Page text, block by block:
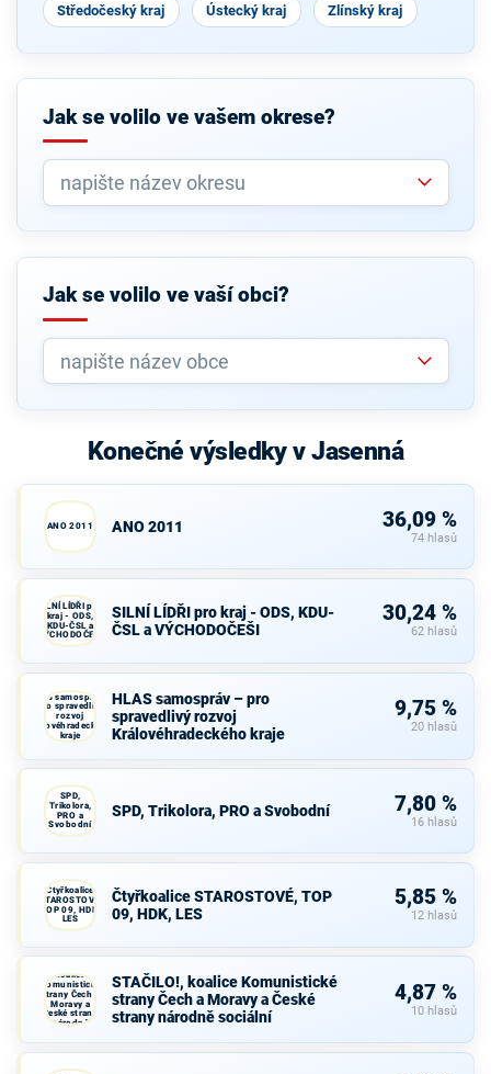
Středočeský kraj Ústecký kraj Zlínský kraj
Jak se volilo ve vašem okrese?
Jak se volilo ve vaší obci?
Konečné výsledky v Jasenná
ANO 2011 ANO 2011 36,09 %
74 hlasů
SILNÍ LÍDŘI pro
kraj - ODS,
KDU-ČSL a
VÝCHODOČEŠI
SILNÍ LÍDŘI pro kraj - ODS, KDU-
ČSL a VÝCHODOČEŠI
30,24 %
62 hlasů
HLAS samospráv –
pro spravedlivý
rozvoj
Královéhradeckého
kraje
HLAS samospráv – pro
spravedlivý rozvoj
Královéhradeckého kraje
9,75 %
20 hlasů
SPD,
Trikolora,
PRO a
Svobodní
SPD, Trikolora, PRO a Svobodní 7,80 %
16 hlasů
Čtyřkoalice
STAROSTOVÉ,
TOP 09, HDK,
LES
Čtyřkoalice STAROSTOVÉ, TOP
09, HDK, LES
5,85 %
12 hlasů
koalice
Komunistické
strany Čech a
Moravy a
České strany
národně
STAČILO!, koalice Komunistické
strany Čech a Moravy a České
strany národně sociální
4,87 %
10 hlasů